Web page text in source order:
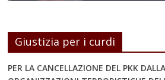
Giustizia per i curdi
PER LA CANCELLAZIONE DEL PKK